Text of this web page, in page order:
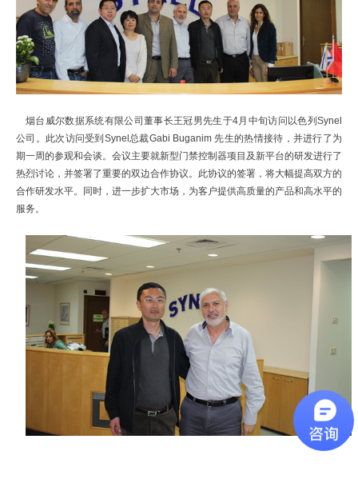
烟台威尔数据系统有限公司董事长王冠男先生于4月中旬访问以色列Synel
公司。此次访问受到 Synel 总裁Gabi Buganim 先生的热情接待，并进行了为
期一周的参观和会谈。会议主要就新型门禁控制器项目及新平台的研发进行了
热烈讨论 ，并签署了重要的双边合作协议。此协议的签署，将大幅提高双方的
合作研发水平。同时，进一步扩大市场，为客户提供高质量的产品和高水平的
服务。